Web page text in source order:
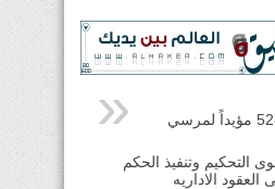
التحكيم وتنفيذ الحكم
العقود الاداريه